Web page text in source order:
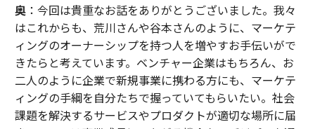
奥：今回は貴重なお話をありがとうございました。我々
はこれからも、荒川さんや谷本さんのように、マーケテ
ィングのオーナーシップを持つ人を増やすお手伝いがで
きたらと考えています。ベンチャー企業はもちろん、お
二人のように企業で新規事業に携わる方にも、マーケテ
ィングの手綱を自分たちで握っていてもらいたい。社会
課題を解決するサービスやプロダクトが適切な場所に届